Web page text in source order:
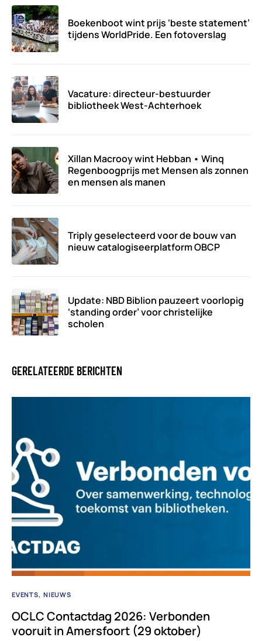
Boekenboot wint prijs ‘beste statement’
tijdens WorldPride. Een fotoverslag
Vacature: directeur-bestuurder
bibliotheek West-Achterhoek
Xillan Macrooy wint Hebban • Winq
Regenboogprijs met Mensen als zonnen
en mensen als manen
Triply geselecteerd voor de bouw van
nieuw catalogiseerplatform OBCP
Update: NBD Biblion pauzeert voorlopig
‘standing order’ voor christelijke
scholen
GERELATEERDE BERICHTEN
EVENTS NIEUWS
OCLC Contactdag 2026: Verbonden
vooruit in Amersfoort (29 oktober)